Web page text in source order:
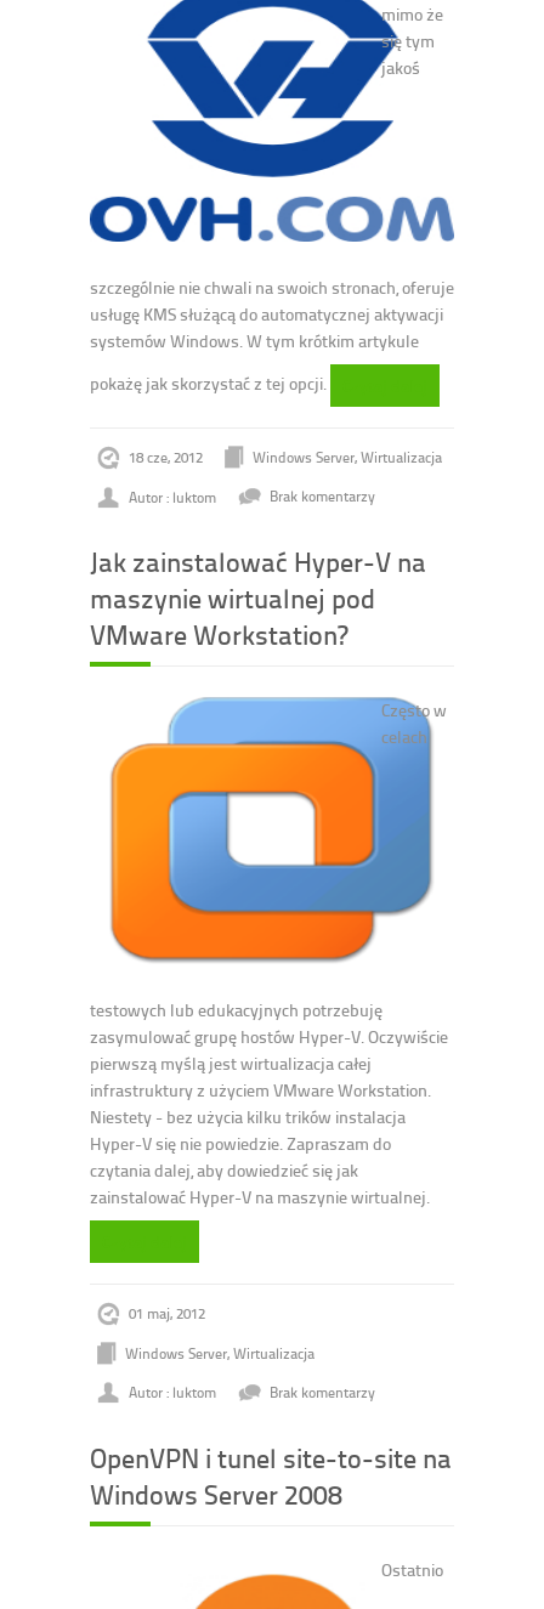
mimo że
się tym
jakoś
szczególnie nie chwali na swoich stronach, oferuje
usługę KMS służącą do automatycznej aktywacji
systemów Windows. W tym krótkim artykule
pokażę jak skorzystać z tej opcji.
18 cze, 2012 Windows Server,Wirtualizacja
Autor : luktom
Brak komentarzy
Jak zainstalować Hyper-V na
maszynie wirtualnej pod
VMware Workstation?
Często w
celach
testowych lub edukacyjnych potrzebuję
zasymulować grupę hostów Hyper-V. Oczywiście
pierwszą myślą jest wirtualizacja całej
infrastruktury z użyciem VMware Workstation.
Niestety - bez użycia kilku trików instalacja
Hyper-V się nie powiedzie. Zapraszam do
czytania dalej, aby dowiedzieć się jak
zainstalować Hyper-V na maszynie wirtualnej.
01 maj, 2012
Windows Server,Wirtualizacja
Autor : luktom
Brak komentarzy
OpenVPN i tunel site-to-site na
Windows Server 2008
Ostatnio